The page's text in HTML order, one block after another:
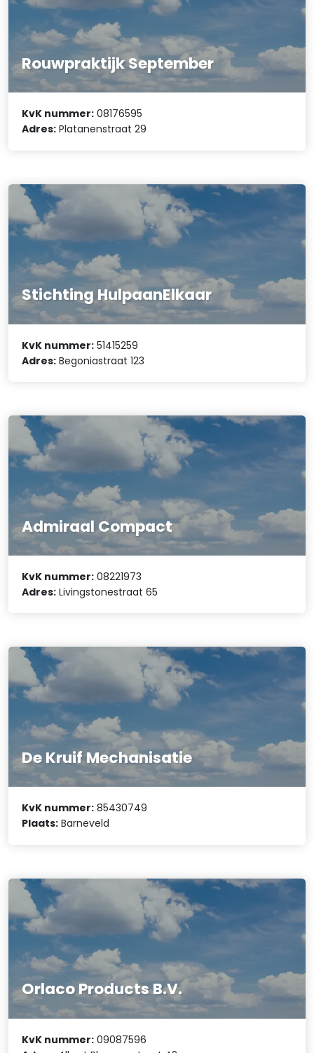
Rouwpraktijk September
KvK nummer: 08176595
Adres: Platanenstraat 29
Stichting HulpaanElkaar
KvK nummer: 51415259
Adres: Begoniastraat 123
Admiraal Compact
KvK nummer: 08221973
Adres: Livingstonestraat 65
De Kruif Mechanisatie
KvK nummer: 85430749
Plaats: Barneveld
Orlaco Products B.V.
KvK nummer: 09087596